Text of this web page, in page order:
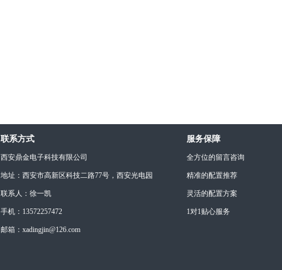
联系方式
西安鼎金电子科技有限公司
地址：西安市高新区科技二路77号，西安光电园
联系人：徐一凯
手机：13572257472
邮箱：xadingjin@126.com
服务保障
全方位的留言咨询
精准的配置推荐
灵活的配置方案
1对1贴心服务